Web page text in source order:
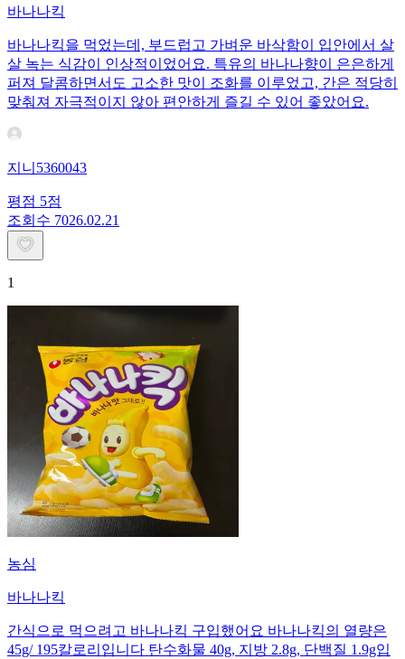
바나나킥
바나나킥을 먹었는데, 부드럽고 가벼운 바삭함이 입안에서 살
살 녹는 식감이 인상적이었어요. 특유의 바나나향이 은은하게
퍼져 달콤하면서도 고소한 맛이 조화를 이루었고, 간은 적당히
맞춰져 자극적이지 않아 편안하게 즐길 수 있어 좋았어요.
지니5360043
평점 5점
조회수 7026.02.21
1
농심
바나나킥
간식으로 먹으려고 바나나킥 구입했어요 바나나킥의 열량은
45g/ 195칼로리입니다 탄수화물 40g, 지방 2.8g, 단백질 1.9g입